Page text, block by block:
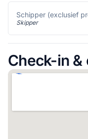
Schipper (exclusief
Skipper
Check-in